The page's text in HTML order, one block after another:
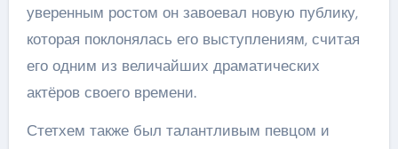
уверенным ростом он завоевал новую публику,
которая поклонялась его выступлениям, считая
его одним из величайших драматических
актёров своего времени.
Стетхем также был талантливым певцом и